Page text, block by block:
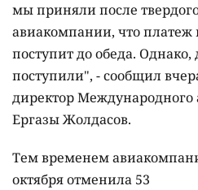
мы приняли после
авиакомпании, что платеж
поступит до обеда. Однако,
поступили", - сообщил
директор Международного
Ергазы Жолдасов.
Тем временем
октября отменила 53